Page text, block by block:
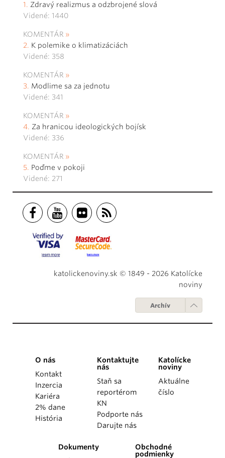
Zdravý realizmus a odzbrojené slová
Videné: 1440
KOMENTÁR
K polemike o klimatizáciách
Videné: 358
KOMENTÁR
Modlime sa za jednotu
Videné: 341
KOMENTÁR
Za hranicou ideologických bojísk
Videné: 336
KOMENTÁR
Poďme v pokoji
Videné: 271
katolickenoviny.sk © 1849 - 2026 Katolícke
noviny
Archív
O nás
Kontakt
Inzercia
Kariéra
2% dane
História
Kontaktujte
nás
Staň sa
reportérom
KN
Podporte nás
Darujte nás
Katolícke
noviny
Aktuálne
číslo
Dokumenty
Obchodné
podmienky